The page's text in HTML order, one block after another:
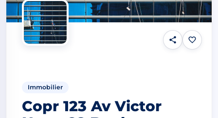
Immobilier
Copr 123 Av Victor